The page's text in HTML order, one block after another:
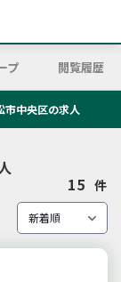
プ 閲覧履歴
市中央区の求人
15 件